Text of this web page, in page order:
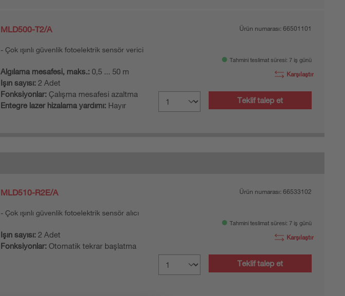
MLD500-T2/A
Çok ışınlı güvenlik fotoelektrik sensör verici
Algılama mesafesi, maks.: 0,5 ... 50 m
Işın sayısı: 2 Adet
Fonksiyonlar: Çalışma mesafesi azaltma
Entegre lazer hizalama yardımı: Hayır
Ürün numarası: 66501101
Tahmini teslimat süresi: 7 iş günü
Karşılaştır
Teklif talep et
MLD510-R2E/A
Çok ışınlı güvenlik fotoelektrik sensör alıcı
Işın sayısı: 2 Adet
Fonksiyonlar: Otomatik tekrar başlatma
Ürün numarası: 66533102
Tahmini teslimat süresi: 7 iş günü
Karşılaştır
Teklif talep et